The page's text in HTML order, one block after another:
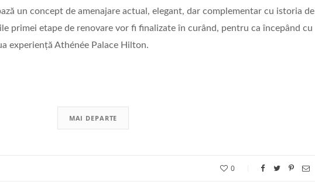
un concept de amenajare actual, elegant, dar complementar cu istoria de
primei etape de renovare vor fi finalizate în curând, pentru ca începând cu
experiență Athénée Palace Hilton.
MAI DEPARTE
0